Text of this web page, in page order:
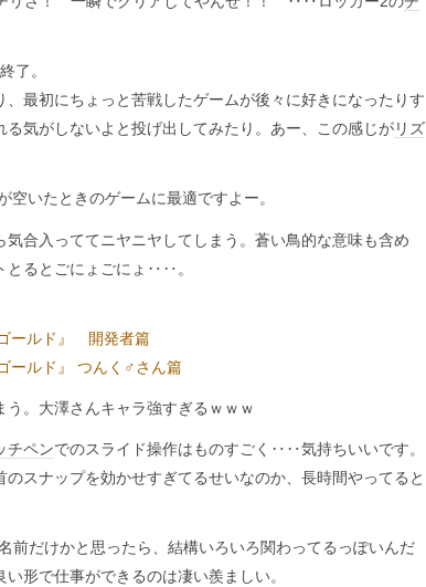
了。
最初にちょっと苦戦したゲームが後々に好きになったりす
気がしないよと投げ出してみたり。あー、この感じがリズ
いたときのゲームに最適ですよー。
合入っててニヤニヤしてしまう。蒼い鳥的な意味も含め
るとごにょごにょ‥‥。
ールド』 開発者篇
ールド』 つんく♂さん篇
。大澤さんキャラ強すぎるｗｗｗ
チペンでのスライド操作はものすごく‥‥気持ちいいです。
スナップを効かせすぎてるせいなのか、長時間やってると
前だけかと思ったら、結構いろいろ関わってるっぽいんだ
形で仕事ができるのは凄い羨ましい。